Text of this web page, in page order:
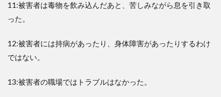
11:被害者は毒物を飲み込んだあと、苦しみながら息を引き取
った。
12:被害者には持病があったり、身体障害があったりするわけ
ではない。
13:被害者の職場ではトラブルはなかった。